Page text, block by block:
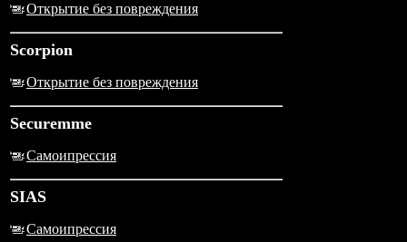
Открытие без повреждения
Scorpion
Открытие без повреждения
Securemme
Самоипрессия
SIAS
Самоипрессия